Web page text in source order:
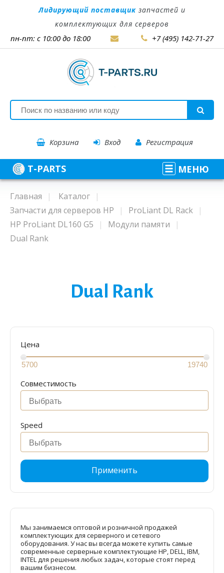
Лидирующий поставщик запчастей и
комплектующих для серверов
пн-пт: с 10:00 до 18:00 +7 (495) 142-71-27
Корзина Вход Регистрация
T-PARTS МЕНЮ
Главная
Каталог
Запчасти для серверов HP
ProLiant DL Rack
HP ProLiant DL160 G5
Модули памяти
Dual Rank
Dual Rank
Цена
Совместимость
Speed
Применить
Мы занимаемся оптовой и розничной продажей
комплектующих для серверного и сетевого
оборудования. У нас вы всегда можете купить самые
современные серверные комплектующие HP, DELL, IBM,
INTEL для решения любых задач, которые стоят перед
вашим бизнесом.